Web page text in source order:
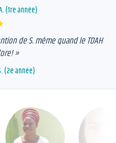
(1re année)
de S. même quand le TDAH
»
(2e année)